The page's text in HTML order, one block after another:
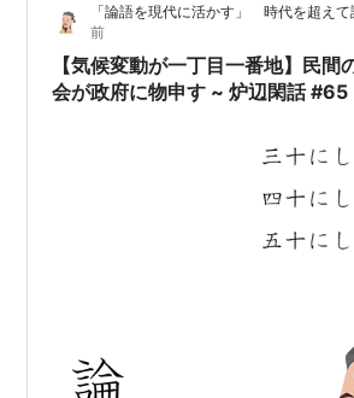
住所は 氷見市薮田207 【トイレ】 薮田
ンター…
「論語を現代に活かす」 時代を超え
前
【気候変動が一丁目一番地】民間
会が政府に物申す ~ 炉辺閑話 #65